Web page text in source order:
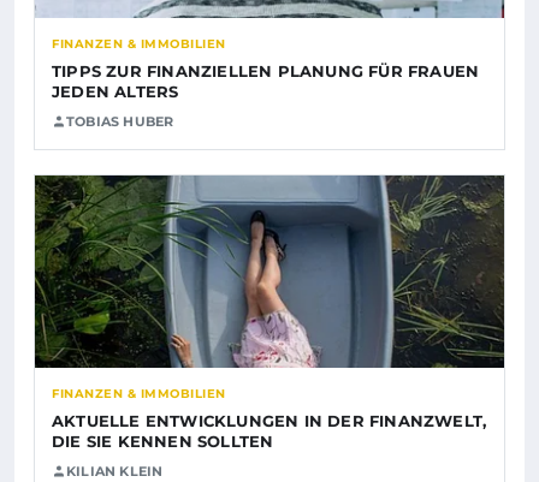
FINANZEN & IMMOBILIEN
TIPPS ZUR FINANZIELLEN PLANUNG FÜR FRAUEN
JEDEN ALTERS
TOBIAS HUBER
FINANZEN & IMMOBILIEN
AKTUELLE ENTWICKLUNGEN IN DER FINANZWELT,
DIE SIE KENNEN SOLLTEN
KILIAN KLEIN